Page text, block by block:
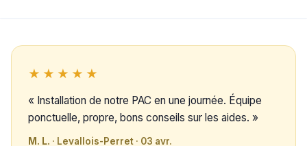
★★★★★
« Installation de notre PAC en une journée. Équipe
ponctuelle, propre, bons conseils sur les aides. »
M. L. · Levallois-Perret · 03 avr.